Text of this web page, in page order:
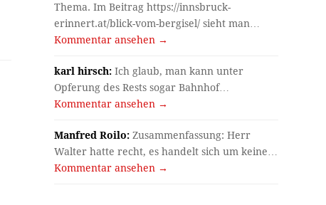
Thema. Im Beitrag https://innsbruck-
erinnert.at/blick-vom-bergisel/ sieht man…
Kommentar ansehen →
karl hirsch: Ich glaub, man kann unter
Opferung des Rests sogar Bahnhof…
Kommentar ansehen →
Manfred Roilo: Zusammenfassung: Herr
Walter hatte recht, es handelt sich um keine…
Kommentar ansehen →